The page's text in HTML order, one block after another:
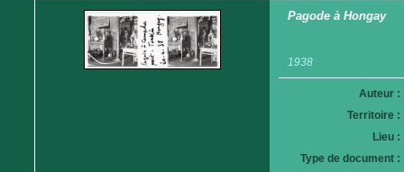
Pagode à Hongay
1938
Auteur :
Territoire :
Lieu :
Type de document :